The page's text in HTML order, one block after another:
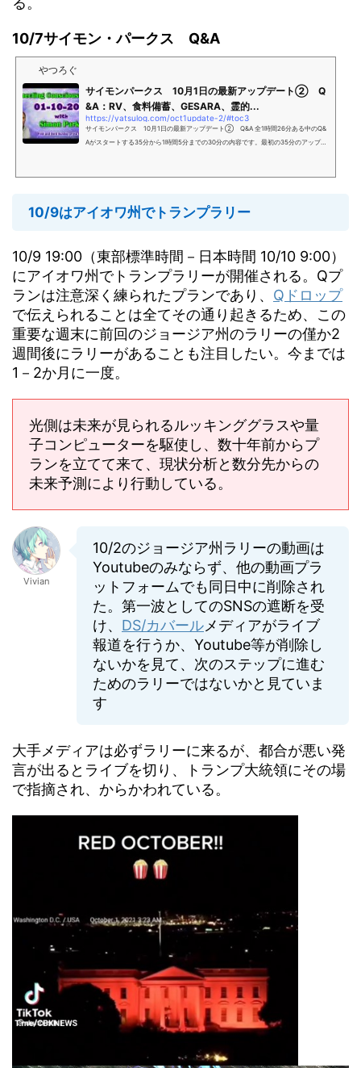
10/7サイモン・パークス Q&A
やつろぐ
サイモンパークス 10月1日の最新アップデート② Q
&A：RV、食料備蓄、GESARA、霊的...
https://yatsulog.com/oct1update-2/#toc3
サイモンパークス 10月1日の最新アップデート② Q&A 全1時間26分ある中のQ&
Aがスタートする35分から1時間5分までの30分の内容です。最初の35分のアップデ
10/9はアイオワ州でトランプラリー
10/9 19:00（東部標準時間－日本時間 10/10 9:00）
にアイオワ州でトランプラリーが開催される。Qプ
ランは注意深く練られたプランであり、 Qドロップ
で伝えられることは全てその通り起きるため、この
重要な週末に前回のジョージア州のラリーの僅か2
週間後にラリーがあることも注目したい。今までは
1－2か月に一度。
光側は未来が見られるルッキンググラスや量
子コンピューターを駆使し、数十年前からプ
ランを立てて来て、現状分析と数分先からの
未来予測により行動している。
Vivian
10/2のジョージア州ラリーの動画は
Youtubeのみならず、他の動画プラ
ットフォームでも同日中に削除され
た。第一波としてのSNSの遮断を受
け、 DS/カバールメディアがライブ
報道を行うか、Youtube等が削除し
ないかを見て、次のステップに進む
ためのラリーではないかと見ていま
す
大手メディアは必ずラリーに来るが、都合が悪い発
言が出るとライブを切り、トランプ大統領にその場
で指摘され、からかわれている。